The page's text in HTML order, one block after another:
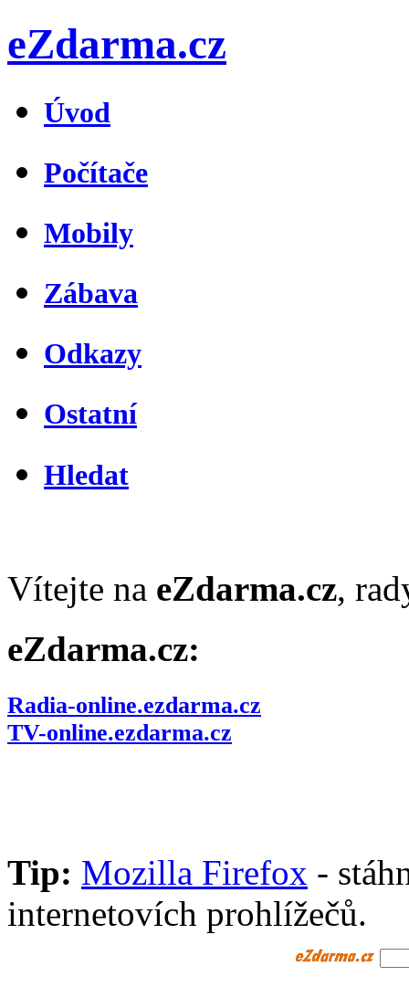
eZdarma.cz
Úvod
Počítače
Mobily
Zábava
Odkazy
Ostatní
Hledat
Vítejte na eZdarma.cz,
eZdarma.cz:
Radia-online.ezdarma.cz
TV-online.ezdarma.cz
Tip: Mozilla Firefox -
internetovích prohlížečů.